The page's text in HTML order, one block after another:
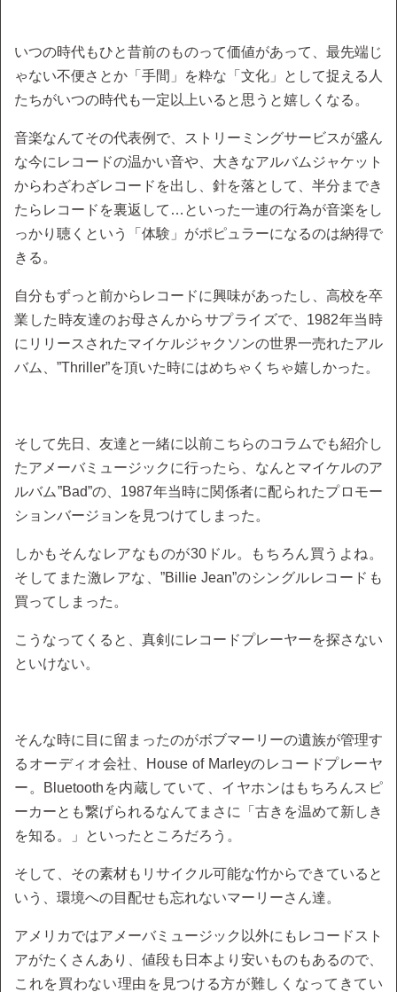
いつの時代もひと昔前のものって価値があって、最先端じ
ゃない不便さとか「手間」を粋な「文化」として捉える人
たちがいつの時代も一定以上いると思うと嬉しくなる。
音楽なんてその代表例で、ストリーミングサービスが盛ん
な今にレコードの温かい音や、大きなアルバムジャケット
からわざわざレコードを出し、針を落として、半分までき
たらレコードを裏返して…といった一連の行為が音楽をし
っかり聴くという「体験」がポピュラーになるのは納得で
きる。
自分もずっと前からレコードに興味があったし、高校を卒
業した時友達のお母さんからサプライズで、1982年当時
にリリースされたマイケルジャクソンの世界一売れたアル
バム、”Thriller”を頂いた時にはめちゃくちゃ嬉しかった。
そして先日、友達と一緒に以前こちらのコラムでも紹介し
たアメーバミュージックに行ったら、なんとマイケルのア
ルバム”Bad”の、1987年当時に関係者に配られたプロモー
ションバージョンを見つけてしまった。
しかもそんなレアなものが30ドル。もちろん買うよね。
そしてまた激レアな、”Billie Jean”のシングルレコードも
買ってしまった。
こうなってくると、真剣にレコードプレーヤーを探さない
といけない。
そんな時に目に留まったのがボブマーリーの遺族が管理す
るオーディオ会社、House of Marleyのレコードプレーヤ
ー。Bluetoothを内蔵していて、イヤホンはもちろんスピ
ーカーとも繋げられるなんてまさに「古きを温めて新しき
を知る。」といったところだろう。
そして、その素材もリサイクル可能な竹からできていると
いう、環境への目配せも忘れないマーリーさん達。
アメリカではアメーバミュージック以外にもレコードスト
アがたくさんあり、値段も日本より安いものもあるので、
これを買わない理由を見つける方が難しくなってきてい